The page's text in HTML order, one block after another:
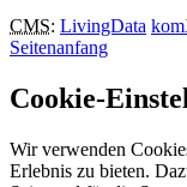
CMS: LivingData
Seitenanfang
Cookie-
Wir verwenden
Erlebnis zu bieten.